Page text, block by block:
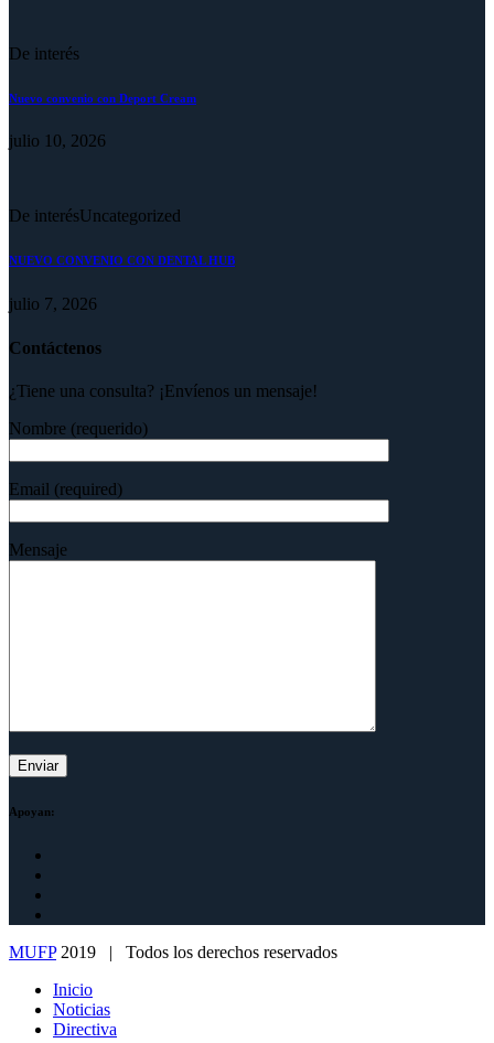
De interés
Nuevo convenio con Deport Cream
julio 10, 2026
De interésUncategorized
NUEVO CONVENIO CON DENTAL HUB
julio 7, 2026
Contáctenos
¿Tiene una consulta? ¡Envíenos un mensaje!
Nombre (requerido)
Email (required)
Mensaje
Apoyan:
MUFP2019 | Todos los derechos reservados
Inicio
Noticias
Directiva